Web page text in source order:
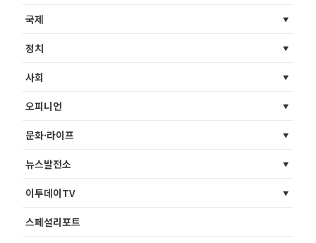
국제
정치
사회
오피니언
문화·라이프
뉴스발전소
이투데이TV
스페셜리포트